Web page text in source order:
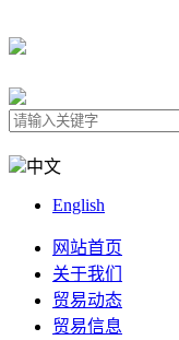
中文
English
网站首页
关于我们
贸易动态
贸易信息